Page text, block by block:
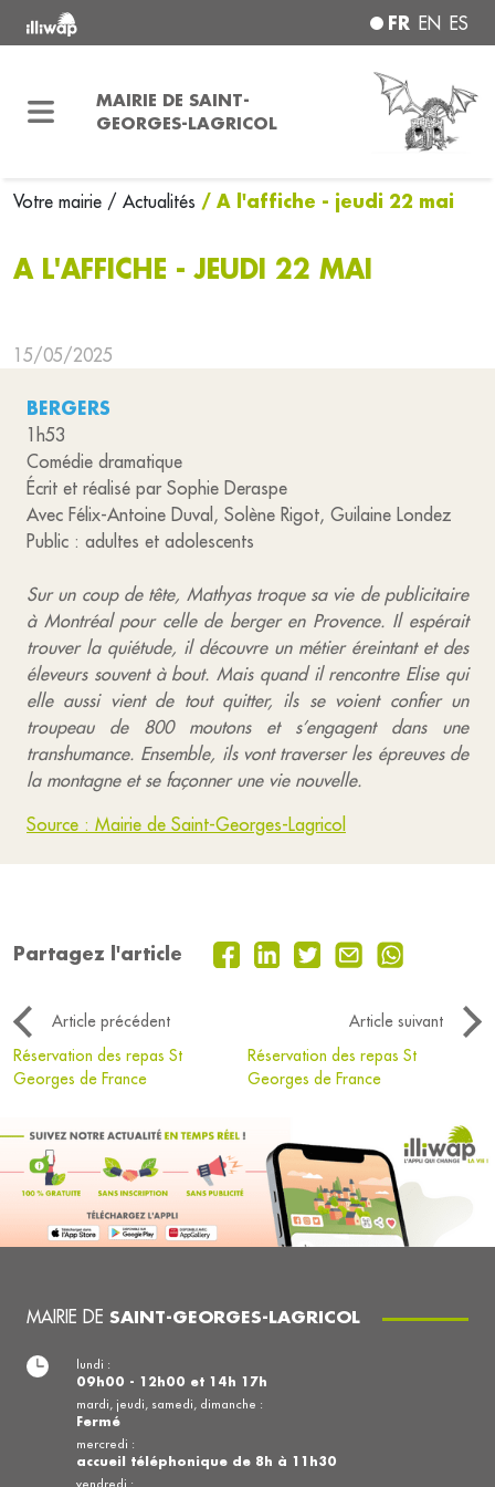
FR EN ES
MAIRIE DE SAINT-
GEORGES-LAGRICOL
Votre mairie / Actualités / A l'affiche - jeudi 22 mai
A L'AFFICHE - JEUDI 22 MAI
15/05/2025
BERGERS
1h53
Comédie dramatique
Écrit et réalisé par Sophie Deraspe
Avec Félix-Antoine Duval, Solène Rigot, Guilaine Londez
Public : adultes et adolescents
Sur un coup de tête, Mathyas troque sa vie de publicitaire
à Montréal pour celle de berger en Provence. Il espérait
trouver la quiétude, il découvre un métier éreintant et des
éleveurs souvent à bout. Mais quand il rencontre Elise qui
elle aussi vient de tout quitter, ils se voient confier un
troupeau de 800 moutons et s’engagent dans une
transhumance. Ensemble, ils vont traverser les épreuves de
la montagne et se façonner une vie nouvelle.
Source : Mairie de Saint-Georges-Lagricol
Partagez l'article
Article précédent
Article suivant
Réservation des repas St
Georges de France
Réservation des repas St
Georges de France
MAIRIE DE SAINT-GEORGES-LAGRICOL
lundi :
09h00 - 12h00 et 14h 17h
mardi, jeudi, samedi, dimanche :
Fermé
mercredi :
accueil téléphonique de 8h à 11h30
vendredi :